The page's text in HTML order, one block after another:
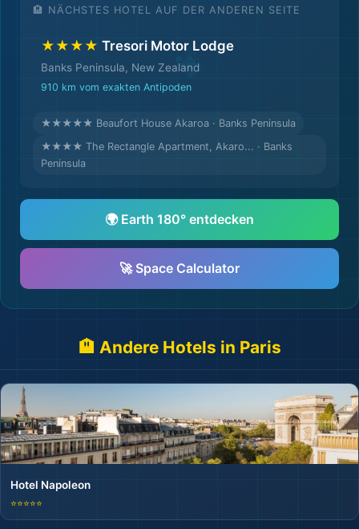
🏨 NÄCHSTES HOTEL AUF DER ANDEREN SEITE
★★★★ Tresori Motor Lodge
Banks Peninsula, New Zealand
910 km vom exakten Antipoden
★★★★★ Beaufort House Akaroa · Banks Peninsula
★★★★ The Rectangle Apartment, Akaro... · Banks
Peninsula
🌍 Earth 180° entdecken
🚀 Space Calculator
🏨 Andere Hotels in Paris
Hotel Napoleon
⭐⭐⭐⭐⭐